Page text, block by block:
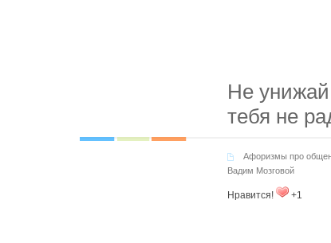
Не
тебя не
Афоризмы про
Вадим Мозговой
Нравится! +1